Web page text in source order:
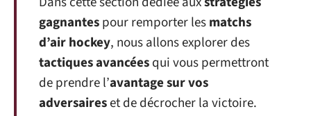
gagnantespour remporter lesmatchs
d’air hockey, nous allons explorer des
tactiques avancéesqui vous permettront
de prendre l’avantage sur vos
adversaireset de décrocher la victoire.